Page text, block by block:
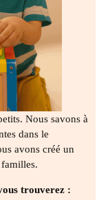
Nous savons à
dans le
avons créé un
trouverez :